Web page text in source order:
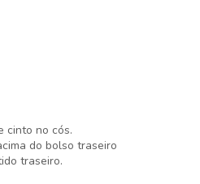
cinto no cós.
do bolso traseiro
traseiro.